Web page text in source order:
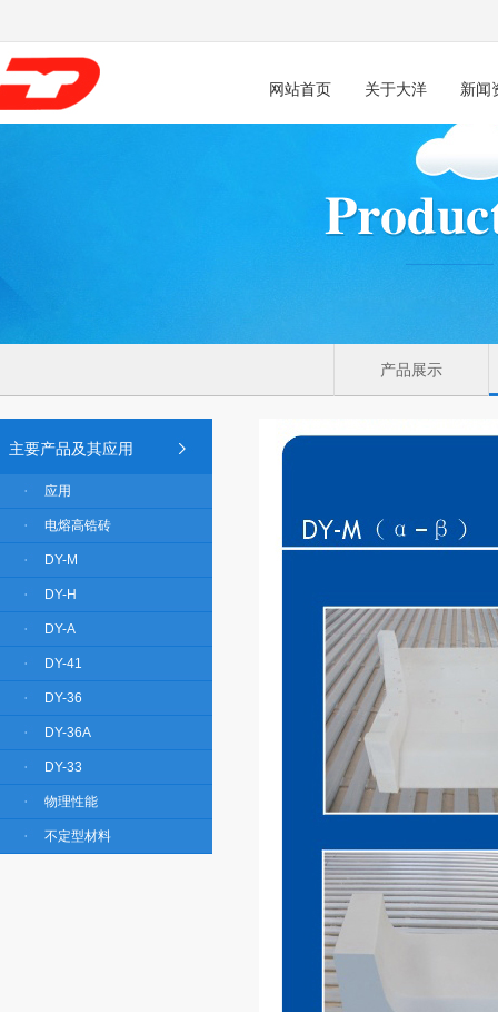
网站首页 关于大洋 新闻
产品展示
主要产品及其应用
应用
电熔高锆砖
DY-M
DY-H
DY-A
DY-41
DY-36
DY-36A
DY-33
物理性能
不定型材料